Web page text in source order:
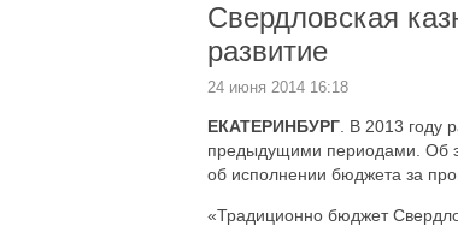
Свердловская
развитие
24 июня 2014 16:18
ЕКАТЕРИНБУРГ . В 2013 году
предыдущими периодами. Об
об исполнении бюджета за
«Традиционно бюджет